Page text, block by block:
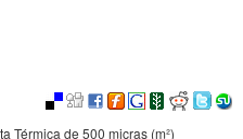
Térmica de 500 micras (m²)